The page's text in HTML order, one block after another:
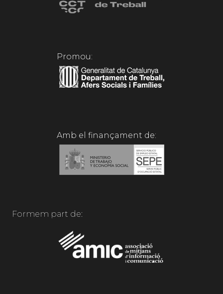
Promou:
Amb el finançament de:
Formem part de: